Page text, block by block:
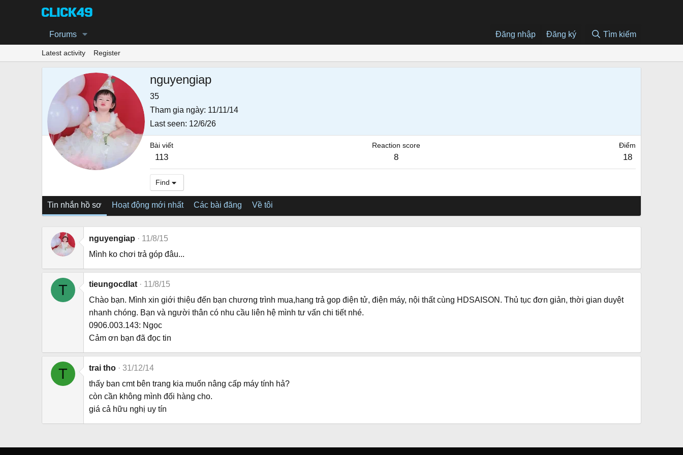
Forums Đăng nhập Đăng ký Tìm kiếm
Latest activity Register
nguyengiap
35
Tham gia ngày 11/11/14
Last seen 12/6/26
Bài viết
113
Reaction score
8
Điểm
18
Find
Tin nhắn hồ sơ Hoạt động mới nhất Các bài đăng Về tôi
nguyengiap
11/8/15
Mình ko chơi trả góp đâu...
T tieungocdlat
11/8/15
Chào bạn. Mình xin giới thiệu đến bạn chương trình mua,hang trả gop điện tử, điện máy, nội thất cùng HDSAISON. Thủ tục đơn giản, thời gian duyệt
nhanh chóng. Bạn và người thân có nhu cầu liên hệ mình tư vấn chi tiết nhé.
0906.003.143: Ngọc
Cảm ơn bạn đã đọc tin
T trai tho
31/12/14
thấy ban cmt bên trang kia muốn nâng cấp máy tính hả?
còn cần không mình đối hàng cho.
giá cả hữu nghị uy tín